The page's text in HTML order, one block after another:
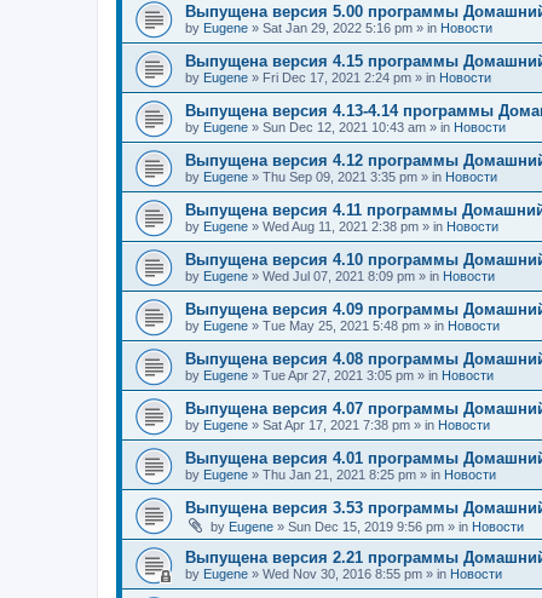
Выпущена версия 5.00 программы
by Eugene » Sat Jan 29, 2022 5:16 pm » in Новости
Выпущена версия 4.15 программы
by Eugene » Fri Dec 17, 2021 2:24 pm » in Новости
Выпущена версия 4.13-4.14 программы
by Eugene » Sun Dec 12, 2021 10:43 am » in Новости
Выпущена версия 4.12 программы
by Eugene » Thu Sep 09, 2021 3:35 pm » in Новости
Выпущена версия 4.11 программы
by Eugene » Wed Aug 11, 2021 2:38 pm » in Новости
Выпущена версия 4.10 программы
by Eugene » Wed Jul 07, 2021 8:09 pm » in Новости
Выпущена версия 4.09 программы
by Eugene » Tue May 25, 2021 5:48 pm » in Новости
Выпущена версия 4.08 программы
by Eugene » Tue Apr 27, 2021 3:05 pm » in Новости
Выпущена версия 4.07 программы
by Eugene » Sat Apr 17, 2021 7:38 pm » in Новости
Выпущена версия 4.01 программы
by Eugene » Thu Jan 21, 2021 8:25 pm » in Новости
Выпущена версия 3.53 программы
by Eugene » Sun Dec 15, 2019 9:56 pm » in Новости
Выпущена версия 2.21 программы
by Eugene » Wed Nov 30, 2016 8:55 pm » in Новости